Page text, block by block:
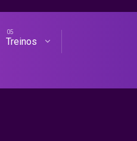
Treinos